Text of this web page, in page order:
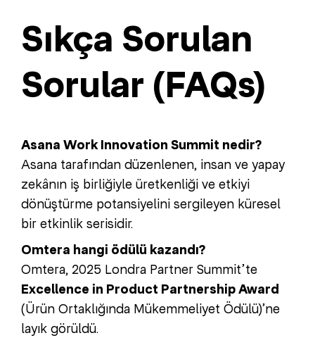
Sıkça Sorulan
Sorular (FAQs)
Asana Work Innovation Summit nedir?
Asana tarafından düzenlenen, insan ve yapay
zekânın iş birliğiyle üretkenliği ve etkiyi
dönüştürme potansiyelini sergileyen küresel
bir etkinlik serisidir.
Omtera hangi ödülü kazandı?
Omtera, 2025 Londra Partner Summit’te
Excellence in Product Partnership Award
(Ürün Ortaklığında Mükemmeliyet Ödülü)’ne
layık görüldü.